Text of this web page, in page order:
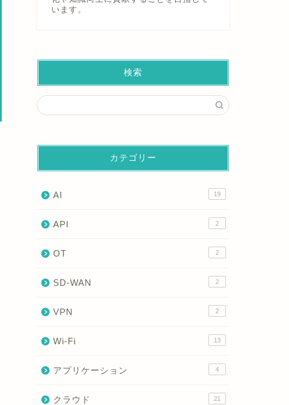
います。
検索
カテゴリー
AI 19
API 2
OT 2
SD-WAN 2
VPN 2
Wi-Fi 13
アプリケーション 4
クラウド 21